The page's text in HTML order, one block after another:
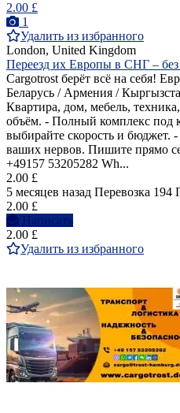
2.00 £
1
Удалить из избранного
London, United Kingdom
Переезд их Европы в СНГ –
Cargotrost берёт всё на себя!
Беларусь / Армения /
Квартира, дом, мебель,
объём. - Полный комплекс
выбирайте скорость и бюджет.
ваших нервов. Пишите прямо
+49157 53205282 Wh...
2.00 £
5 месяцев назад Перевозка 194
2.00 £
Написать
2.00 £
Удалить из избранного